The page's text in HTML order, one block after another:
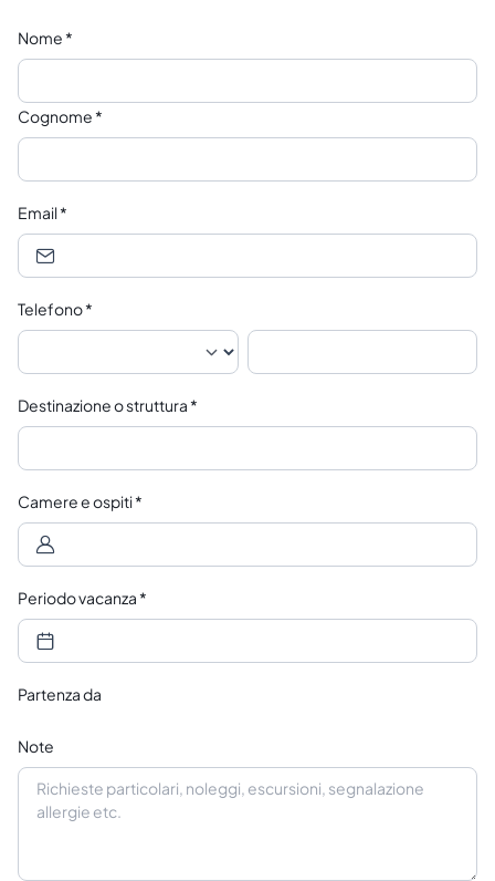
Nome*
Cognome*
Email*
Telefono*
Destinazione o struttura*
Camere e ospiti*
Periodo vacanza*
Partenza da
Note